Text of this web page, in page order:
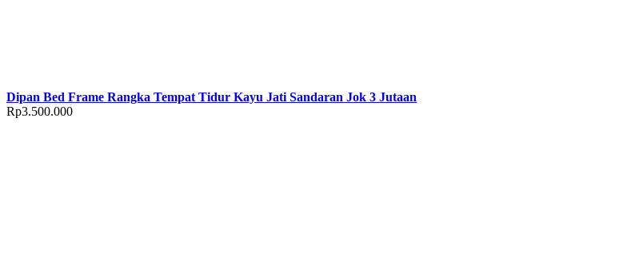
Dipan Bed Frame Rangka Tempat Tidur Kayu Jati Sandaran Jok 3 Jutaan
Rp3.500.000